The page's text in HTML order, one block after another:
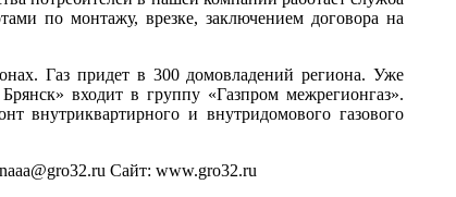
по монтажу, врезке, заключением договора на
Газ придет в 300 домовладений региона. Уже
входит в группу «Газпром межрегионгаз».
внутриквартирного и внутридомового газового
Сайт: www.gro32.ru